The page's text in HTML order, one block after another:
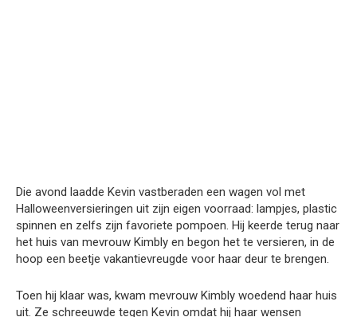
Die avond laadde Kevin vastberaden een wagen vol met
Halloweenversieringen uit zijn eigen voorraad: lampjes, plastic
spinnen en zelfs zijn favoriete pompoen. Hij keerde terug naar
het huis van mevrouw Kimbly en begon het te versieren, in de
hoop een beetje vakantievreugde voor haar deur te brengen.
Toen hij klaar was, kwam mevrouw Kimbly woedend haar huis
uit. Ze schreeuwde tegen Kevin omdat hij haar wensen